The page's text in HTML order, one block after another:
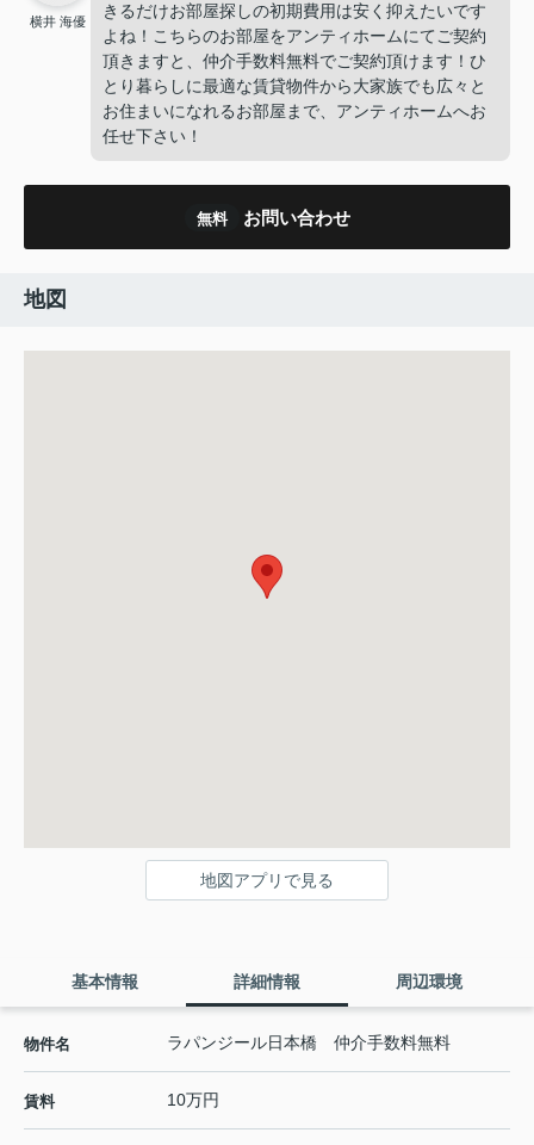
横井 海優
きるだけお部屋探しの初期費用は安く抑えたいです
よね！こちらのお部屋をアンティホームにてご契約
頂きますと、仲介手数料無料でご契約頂けます！ひ
とり暮らしに最適な賃貸物件から大家族でも広々と
お住まいになれるお部屋まで、アンティホームへお
任せ下さい！
無料 お問い合わせ
地図
地図アプリで見る
基本情報 詳細情報 周辺環境
物件名 ラパンジール日本橋 仲介手数料無料
賃料 10万円